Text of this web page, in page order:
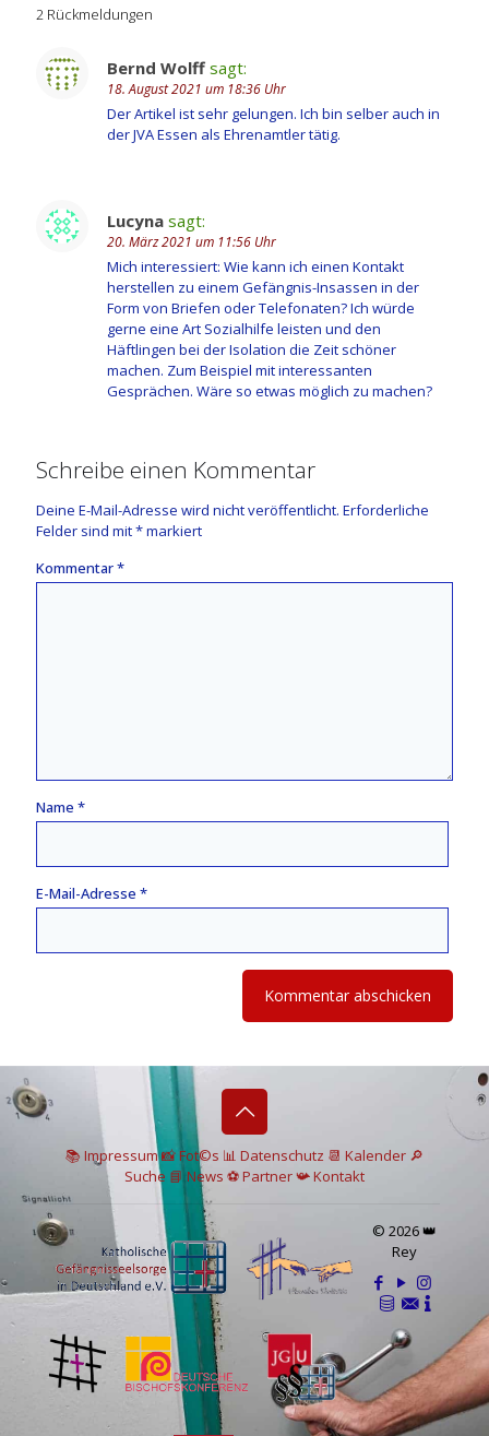
2 Rückmeldungen
Bernd Wolff sagt:
18. August 2021 um 18:36 Uhr
Der Artikel ist sehr gelungen. Ich bin selber auch in
der JVA Essen als Ehrenamtler tätig.
Lucyna sagt:
20. März 2021 um 11:56 Uhr
Mich interessiert: Wie kann ich einen Kontakt
herstellen zu einem Gefängnis-Insassen in der
Form von Briefen oder Telefonaten? Ich würde
gerne eine Art Sozialhilfe leisten und den
Häftlingen bei der Isolation die Zeit schöner
machen. Zum Beispiel mit interessanten
Gesprächen. Wäre so etwas möglich zu machen?
Schreibe einen Kommentar
Deine E-Mail-Adresse wird nicht veröffentlicht. Erforderliche
Felder sind mit*markiert
Kommentar*
Name *
E-Mail-Adresse *
📚 Impressum📸Fot©s 📊 Datenschutz 📆 Kalender 🔎
Suche 📘 News ⚽Partner📯Kontakt
© 2026 👑
Rey